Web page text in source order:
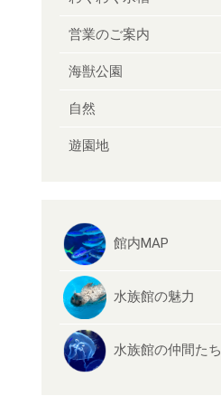
営業のご案内
海獣公園
自然
遊園地
館内MAP
水族館の魅力
水族館の仲間たち